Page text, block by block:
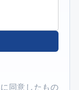
に同意したもの